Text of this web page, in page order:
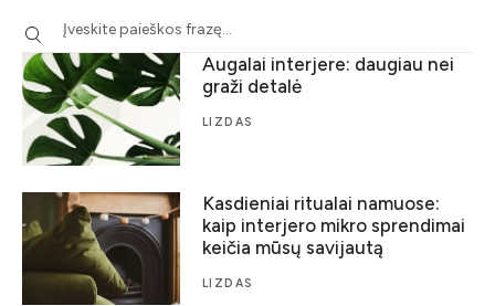
Augalai interjere: daugiau nei
graži detalė
LIZDAS
Kasdieniai ritualai namuose:
kaip interjero mikro sprendimai
keičia mūsų savijautą
LIZDAS